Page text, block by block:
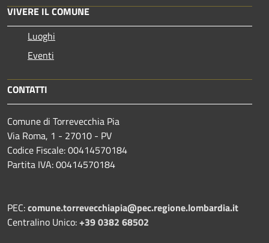
VIVERE IL COMUNE
Luoghi
Eventi
CONTATTI
Comune di Torrevecchia Pia
Via Roma, 1 - 27010 - PV
Codice Fiscale: 00414570184
Partita IVA: 00414570184
PEC:comune.torrevecchiapia@pec.regione.lombardia.it
Centralino Unico:+39 0382 68502